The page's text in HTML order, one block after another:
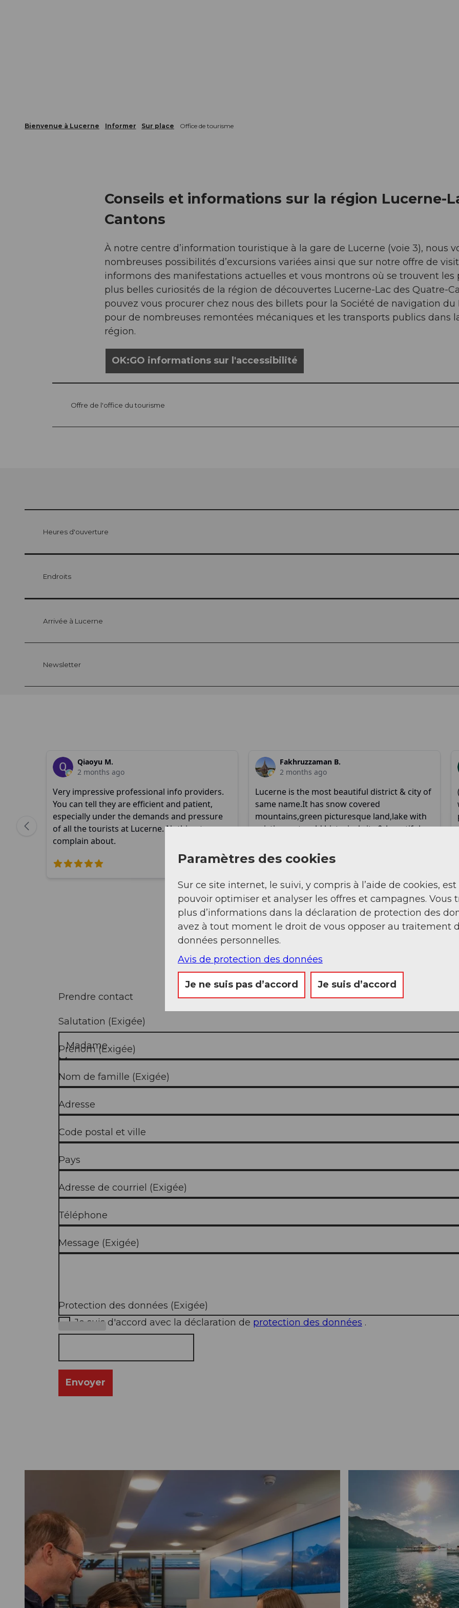
Bienvenue à Lucerne Informer Sur place Office de tourisme
Conseils et informations sur la région Lucerne-
Cantons
À notre centre d’information touristique à la gare de Lucerne (voie 3), nous
nombreuses possibilités d’excursions variées ainsi que sur notre offre de
informons des manifestations actuelles et vous montrons où se trouvent les
plus belles curiosités de la région de découvertes Lucerne-Lac des Quatre-
pouvez vous procurer chez nous des billets pour la Société de navigation du
pour de nombreuses remontées mécaniques et les transports publics dans
région.
OK:GO informations sur l'accessibilité
Offre de l'office du tourisme
Heures d'ouverture
Endroits
Arrivée à Lucerne
Newsletter
Prendre contact
Salutation (Exigée)
Prénom(Exigée)
Nom de famille (Exigée)
Adresse
Code postal et ville
Pays
Adresse de courriel (Exigée)
Téléphone
Message (Exigée)
Protection des données (Exigée)
Je suis d'accord avec la déclaration de protection des données .
Envoyer
Paramètres des cookies
Sur ce site internet, le suivi, y compris à l’aide de cookies,
pouvoir optimiser et analyser les offres et campagnes. Vous
plus d’informations dans la déclaration de protection des
avez à tout moment le droit de vous opposer au traitement
données personnelles.
Avis de protection des données
Je ne suis pas d’accord Je suis d’accord